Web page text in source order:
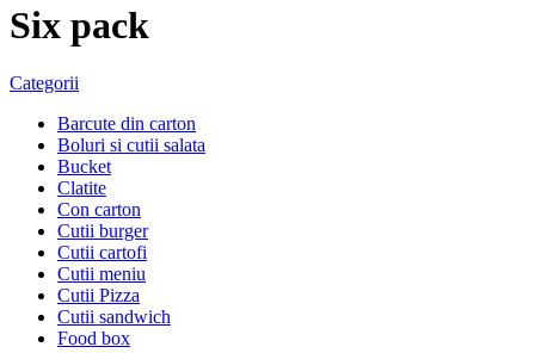
Six pack
Categorii
Barcute din carton
Boluri si cutii salata
Bucket
Clatite
Con carton
Cutii burger
Cutii cartofi
Cutii meniu
Cutii Pizza
Cutii sandwich
Food box